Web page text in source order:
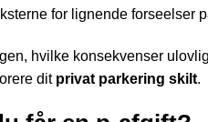
for lignende forseelser
hvilke konsekvenser
dit privat parkering skilt.